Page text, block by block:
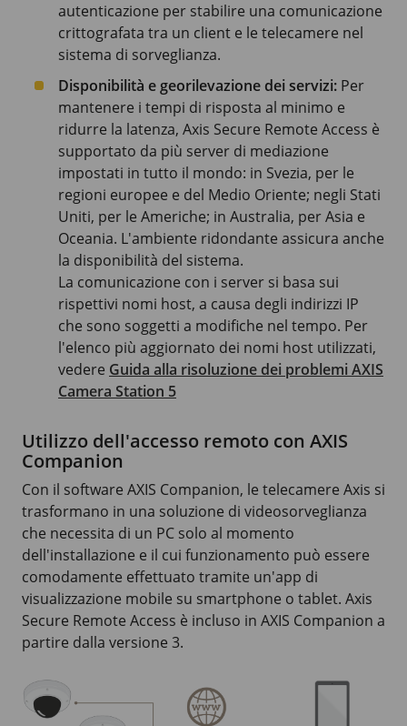
autenticazione per stabilire una comunicazione
crittografata tra un client e le telecamere nel
sistema di sorveglianza.
Disponibilità e georilevazione dei servizi: Per
mantenere i tempi di risposta al minimo e
ridurre la latenza, Axis Secure Remote Access è
supportato da più server di mediazione
impostati in tutto il mondo: in Svezia, per le
regioni europee e del Medio Oriente; negli Stati
Uniti, per le Americhe; in Australia, per Asia e
Oceania. L'ambiente ridondante assicura anche
la disponibilità del sistema.
La comunicazione con i server si basa sui
rispettivi nomi host, a causa degli indirizzi IP
che sono soggetti a modifiche nel tempo. Per
l'elenco più aggiornato dei nomi host utilizzati,
vedere Guida alla risoluzione dei problemi AXIS
Camera Station 5
Utilizzo dell'accesso remoto con AXIS
Companion
Con il software AXIS Companion, le telecamere Axis si
trasformano in una soluzione di videosorveglianza
che necessita di un PC solo al momento
dell'installazione e il cui funzionamento può essere
comodamente effettuato tramite un'app di
visualizzazione mobile su smartphone o tablet. Axis
Secure Remote Access è incluso in AXIS Companion a
partire dalla versione 3.